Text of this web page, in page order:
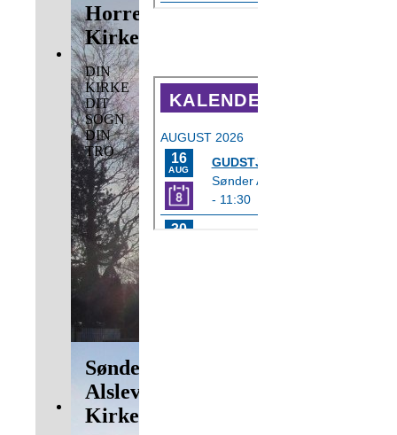
Horreby
Kirke
DIN
KIRKE
DIT
SOGN
DIN
TRO
Sønder
Alslev
Kirke